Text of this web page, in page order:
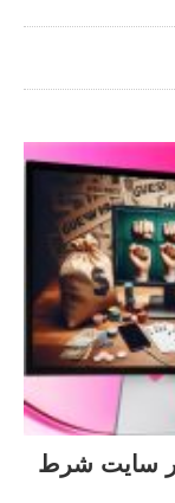
در سایت شرط